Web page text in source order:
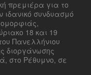
πρεμιέρα για το
συνδυασμό
18 και 19
Πανελλήνιου
διοργάνωσης
στο Ρέθυμνο, σε